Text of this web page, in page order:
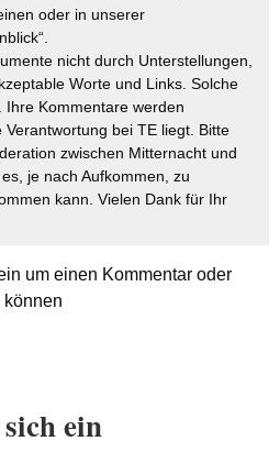
oder in unserer
nicht durch Unterstellungen,
Worte und Links. Solche
Ihre Kommentare werden
bei TE liegt. Bitte
zwischen Mitternacht und
je nach Aufkommen, zu
kann. Vielen Dank für Ihr
um einen Kommentar oder
können
ein